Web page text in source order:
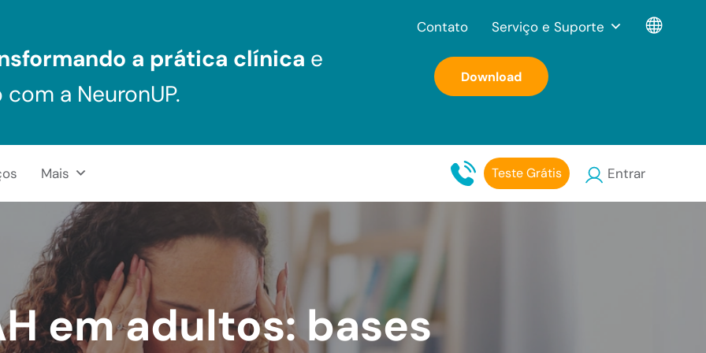
a prática clínica e
a NeuronUP.
Download
Mais Teste Grátis Entrar
Contato Serviço e Suporte
em adultos: bases